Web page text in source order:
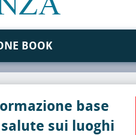
BOOK
base
sui luoghi